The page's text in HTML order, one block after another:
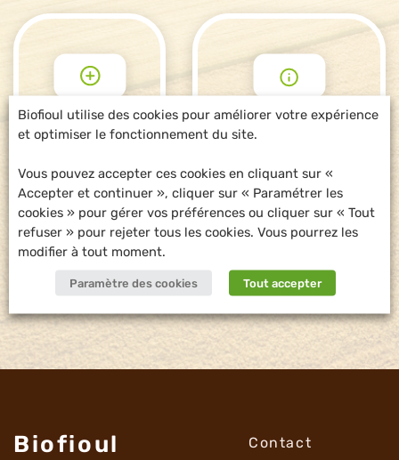
POUR ALLER
PLUS LOIN
DEMANDE
D'INFORMATIONS
Biofioul Contact
Biofioul utilise des cookies pour améliorer votre expérience
et optimiser le fonctionnement du site.
Vous pouvez accepter ces cookies en cliquant sur «
Accepter et continuer », cliquer sur « Paramétrer les
cookies » pour gérer vos préférences ou cliquer sur « Tout
refuser » pour rejeter tous les cookies. Vous pourrez les
modifier à tout moment.
Paramètre des cookies Tout accepter